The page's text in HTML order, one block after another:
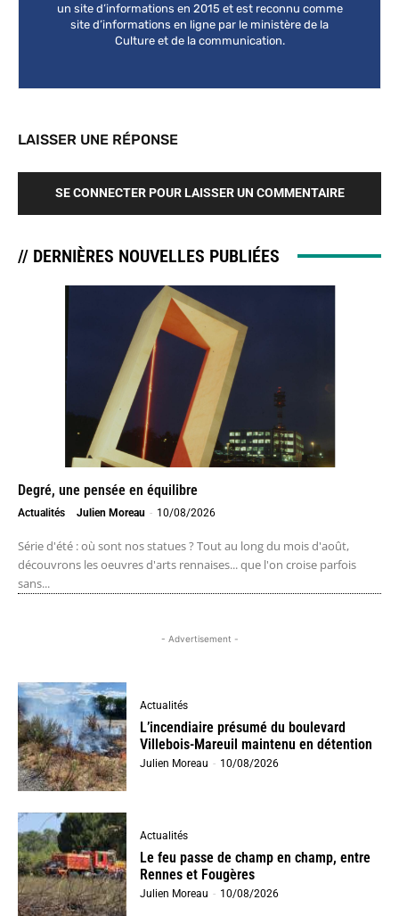
un site d’informations en 2015 et est reconnu comme
site d’informations en ligne par le ministère de la
Culture et de la communication.
LAISSER UNE RÉPONSE
SE CONNECTER POUR LAISSER UN COMMENTAIRE
// DERNIÈRES NOUVELLES PUBLIÉES
Degré, une pensée en équilibre
Actualités Julien Moreau - 10/08/2026
Série d'été : où sont nos statues ? Tout au long du mois d'août,
découvrons les oeuvres d'arts rennaises... que l'on croise parfois
sans...
- Advertisement -
Actualités
L’incendiaire présumé du boulevard
Villebois-Mareuil maintenu en détention
Julien Moreau - 10/08/2026
Actualités
Le feu passe de champ en champ, entre
Rennes et Fougères
Julien Moreau - 10/08/2026